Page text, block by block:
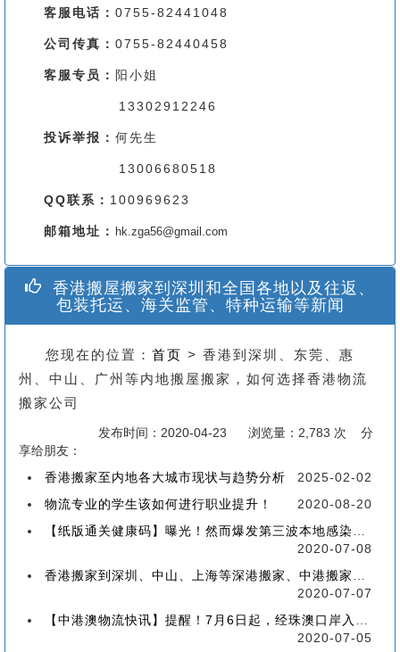
客服电话： 0755-82441048
公司传真： 0755-82440458
客服专员： 阳小姐
13302912246
投诉举报： 何先生
13006680518
QQ联系： 100969623
邮箱地址： hk.zga56@gmail.com
香港搬屋搬家到深圳和全国各地以及往返、
包装托运、海关监管、特种运输等新闻
您现在的位置： 首页 > 香港到深圳、东莞、惠
州、中山、广州等内地搬屋搬家，如何选择香港物流
搬家公司
发布时间：2020-04-23 浏览量：2,783 次 分
享给朋友：
香港搬家至内地各大城市现状与趋势分析
2025-02-02
物流专业的学生该如何进行职业提升！
2020-08-20
【纸版通关健康码】曝光！然而爆发第三波本地感染，或再推迟启用！
2020-07-08
香港搬家到深圳、中山、上海等深港搬家、中港搬家的業務範圍、技術保障
2020-07-07
【中港澳物流快讯】提醒！7月6日起，经珠澳口岸入境有新变化！
2020-07-05